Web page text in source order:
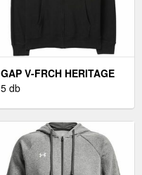
GAP V-FRCH HERITAGE
LOGO FÉRFI PULÓVER,
5 db